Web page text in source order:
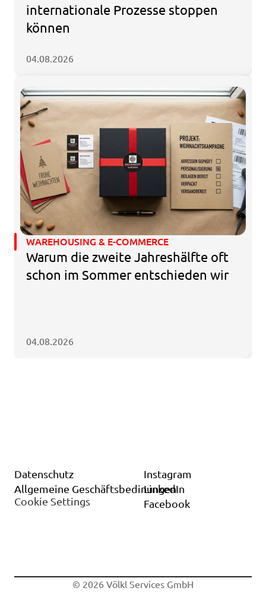
internationale Prozesse stoppen
können
04.08.2026
WAREHOUSING & E-COMMERCE
Warum die zweite Jahreshälfte oft
schon im Sommer entschieden wir
04.08.2026
Datenschutz
Allgemeine Geschäftsbedinungen
Cookie Settings
Instagram
LinkedIn
Facebook
© 2026 Völkl Services GmbH